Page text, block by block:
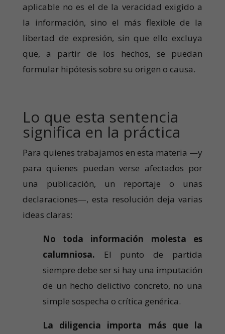
aplicable no es el de la veracidad exigido a
la información, sino el más flexible de la
libertad de expresión, sin que ello excluya
que, a partir de los hechos, se puedan
formular hipótesis sobre su origen o causa.
Lo que esta sentencia
significa en la práctica
Para quienes trabajamos en esta materia —y
para quienes puedan verse afectados por
una publicación, un reportaje o unas
declaraciones—, esta resolución deja varias
ideas claras:
No toda información molesta es
calumniosa. El punto de partida
siempre debe ser si hay una imputación
de un hecho delictivo concreto, no una
simple sospecha o crítica genérica.
La diligencia importa más que la